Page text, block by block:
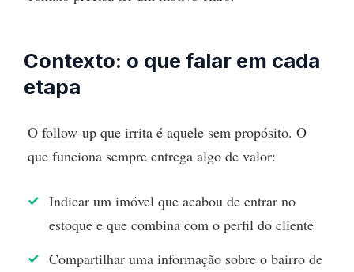
Contexto: o que falar em cada
etapa
O follow-up que irrita é aquele sem propósito. O
que funciona sempre entrega algo de valor:
Indicar um imóvel que acabou de entrar no
estoque e que combina com o perfil do cliente
Compartilhar uma informação sobre o bairro de